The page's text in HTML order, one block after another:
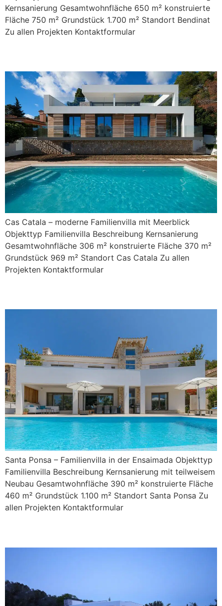
Kernsanierung Gesamtwohnfläche 650 m² konstruierte
Fläche 750 m² Grundstück 1.700 m² Standort Bendinat
Zu allen Projekten Kontaktformular
Cas Catala – moderne Familienvilla mit Meerblick
Objekttyp Familienvilla Beschreibung Kernsanierung
Gesamtwohnfläche 306 m² konstruierte Fläche 370 m²
Grundstück 969 m² Standort Cas Catala Zu allen
Projekten Kontaktformular
Santa Ponsa – Familienvilla in der Ensaimada Objekttyp
Familienvilla Beschreibung Kernsanierung mit teilweisem
Neubau Gesamtwohnfläche 390 m² konstruierte Fläche
460 m² Grundstück 1.100 m² Standort Santa Ponsa Zu
allen Projekten Kontaktformular